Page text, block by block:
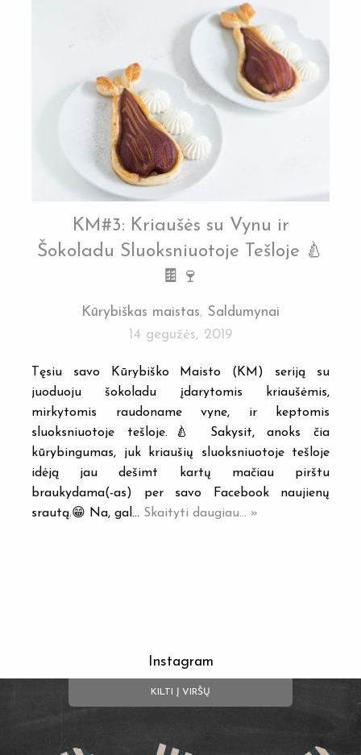
KM#3: Kriaušės su Vynu ir
Šokoladu Sluoksniuotoje Tešloje 🍐
🍫🍷
Kūrybiškas maistas, Saldumynai
14 gegužės, 2019
Tęsiu savo Kūrybiško Maisto (KM) seriją su
juoduoju šokoladu įdarytomis kriaušėmis,
mirkytomis raudoname vyne, ir keptomis
sluoksniuotoje tešloje.🍐 Sakysit, anoks čia
kūrybingumas, juk kriaušių sluoksniuotoje tešloje
idėją jau dešimt kartų mačiau pirštu
braukydama(-as) per savo Facebook naujienų
srautą.😁 Na, gal… Skaityti daugiau... »
Instagram
KILTI Į VIRŠŲ